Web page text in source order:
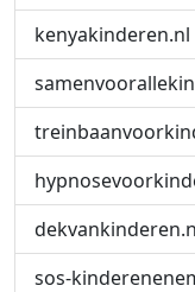
kenyakinderen.nl
sos-